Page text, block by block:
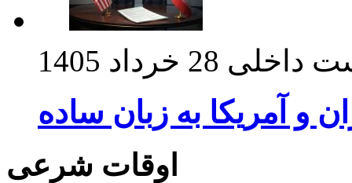
داخلی 28 خرداد 1405
و آمریکا به زبان ساده
اوقات شرعی